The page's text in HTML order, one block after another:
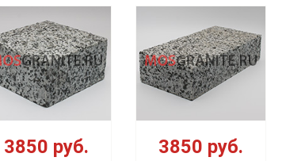
3850 руб. 3850 руб.